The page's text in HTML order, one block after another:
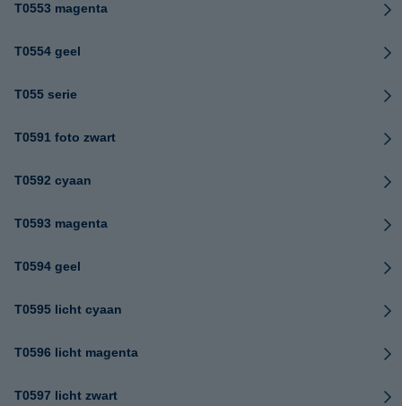
T0553 magenta
T0554 geel
T055 serie
T0591 foto zwart
T0592 cyaan
T0593 magenta
T0594 geel
T0595 licht cyaan
T0596 licht magenta
T0597 licht zwart